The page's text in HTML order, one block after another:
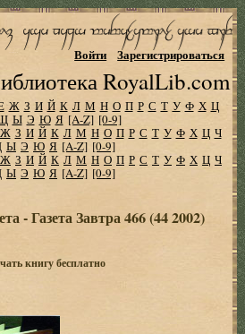
RoyalLib.com
Войти Зарегистрироваться
Ж З И Й К Л М Н О П Р С Т У Ф Х Ц
Ы Э Ю Я [A-Z] [0-9]
Ж З И Й К Л М Н О П Р С Т У Ф Х Ц Ч
Ы Э Ю Я [A-Z] [0-9]
Ж З И Й К Л М Н О П Р С Т У Ф Х Ц Ч
Ы Э Ю Я [A-Z] [0-9]
- Газета Завтра 466 (44 2002)
книгу бесплатно